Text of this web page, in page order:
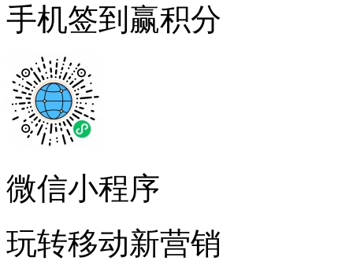
手机签到赢积分
微信小程序
玩转移动新营销